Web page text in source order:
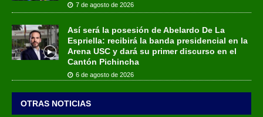
7 de agosto de 2026
Así será la posesión de Abelardo De La
Espriella: recibirá la banda presidencial en la
Arena USC y dará su primer discurso en el
Cantón Pichincha
6 de agosto de 2026
OTRAS NOTICIAS